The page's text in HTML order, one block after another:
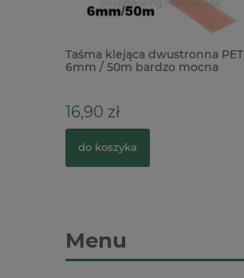
Taśma klejąca dwustronna PET
6mm / 50m bardzo mocna
16,90 zł
do koszyka
Menu